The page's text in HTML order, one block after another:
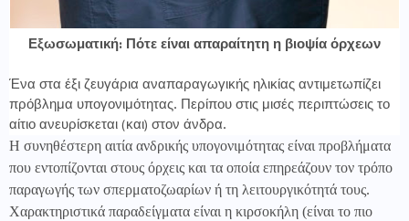
Εξωσωματική: Πότε είναι απαραίτητη η βιοψία όρχεων
Ένα στα έξι ζευγάρια αναπαραγωγικής ηλικίας αντιμετωπίζει
πρόβλημα υπογονιμότητας. Περίπου στις μισές περιπτώσεις το
αίτιο ανευρίσκεται (και) στον άνδρα.
Η συνηθέστερη αιτία ανδρικής υπογονιμότητας είναι προβλήματα
που εντοπίζονται στους όρχεις και τα οποία επηρεάζουν τον τρόπο
παραγωγής των σπερματοζωαρίων ή τη λειτουργικότητά τους.
Χαρακτηριστικά παραδείγματα είναι η κιρσοκήλη (είναι το πιο